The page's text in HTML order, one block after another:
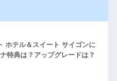
ホテル＆スイート サイゴンに
特典は？アップグレードは？